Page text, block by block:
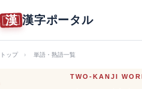
漢 漢字ポータル
トップ 単語・熟語一覧
TWO-KANJI